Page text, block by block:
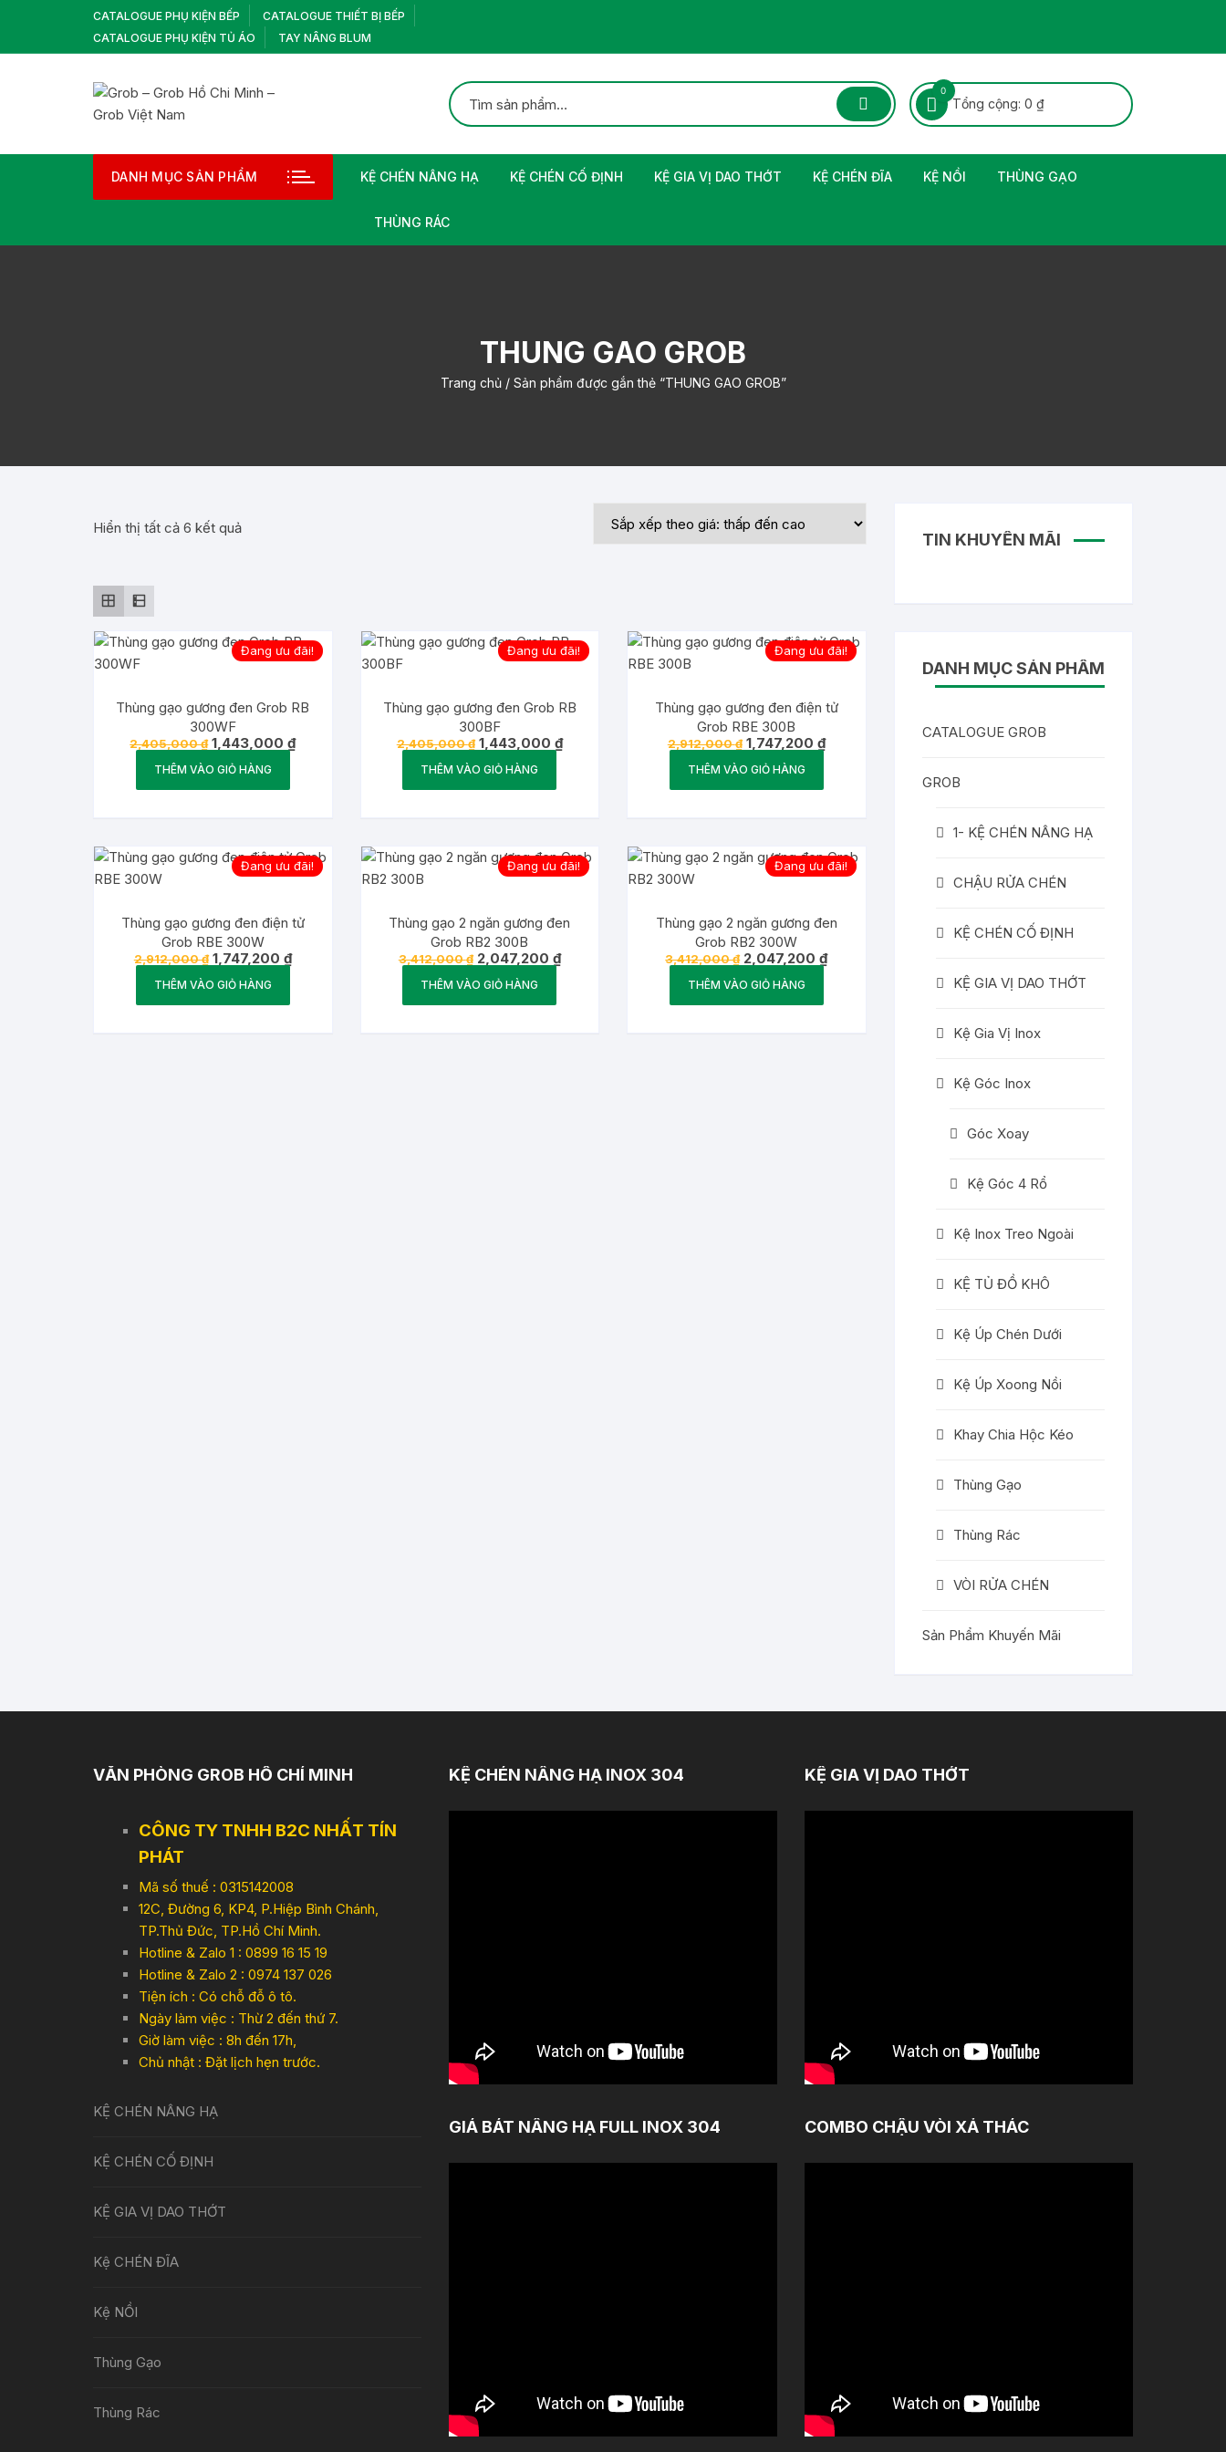
nội
CATALOGUE PHỤ KIỆN BẾP
CATALOGUE THIẾT BỊ BẾP
CATALOGUE PHỤ KIỆN TỦ ÁO
TAY NÂNG BLUM
0
Tổng cộng: 0 ₫
DANH MỤC SẢN PHẨM KỆ CHÉN NÂNG HẠ KỆ CHÉN CỐ ĐỊNH KỆ GIA VỊ DAO THỚT KỆ CHÉN ĐĨA KỆ NỒI THÙNG GẠO
THÙNG RÁC
THUNG GAO GROB
Trang chủ/ Sản phẩm được gắn thẻ “THUNG GAO GROB”
Hiển thị tất cả 6 kết quảĐã
thấp
đến
Đang ưu đãi!
Thùng gạo gương đen Grob RB
300WF
2,405,000₫ Giá
gốc
là:
1,443,000₫Giá
hiện
THÊM VÀO GIỎ HÀNG
Đang ưu đãi!
Thùng gạo gương đen Grob RB
300BF
2,405,000₫ Giá
gốc
là:
1,443,000 ₫Giá
hiện
THÊM VÀO GIỎ HÀNG
Đang ưu đãi!
Thùng gạo gương đen điện tử
Grob RBE 300B
2,912,000₫ Giá
gốc
là:
1,747,200 ₫Giá
hiện
THÊM VÀO GIỎ HÀNG
Đang ưu đãi!
Thùng gạo gương đen điện tử
Grob RBE 300W
2,912,000₫ Giá
gốc
là:
1,747,200 ₫Giá
hiện
THÊM VÀO GIỎ HÀNG
Đang ưu đãi!
Thùng gạo 2 ngăn gương đen
Grob RB2 300B
3,412,000₫ Giá
gốc
là:
2,047,200 ₫Giá
hiện
THÊM VÀO GIỎ HÀNG
Đang ưu đãi!
Thùng gạo 2 ngăn gương đen
Grob RB2 300W
3,412,000₫ Giá
gốc
là:
2,047,200₫Giá
hiện
THÊM VÀO GIỎ HÀNG
TIN KHUYẾN MÃI
DANH MỤC SẢN PHẨM
CATALOGUE GROB
GROB
1- KỆ CHÉN NÂNG HẠ
CHẬU RỬA CHÉN
KỆ CHÉN CỐ ĐỊNH
KỆ GIA VỊ DAO THỚT
Kệ Gia Vị Inox
Kệ Góc Inox
Góc Xoay
Kệ Góc 4 Rổ
Kệ Inox Treo Ngoài
KỆ TỦ ĐỒ KHÔ
Kệ Úp Chén Dưới
Kệ Úp Xoong Nồi
Khay Chia Hộc Kéo
Thùng Gạo
Thùng Rác
VÒI RỬA CHÉN
Sản Phẩm Khuyến Mãi
VĂN PHÒNG GROB HỒ CHÍ MINH
CÔNG TY TNHH B2C NHẤT TÍN
PHÁT
Mã số thuế : 0315142008
12C, Đường 6, KP4, P.Hiệp Bình Chánh,
TP.Thủ Đức, TP.Hồ Chí Minh.
Hotline & Zalo 1 : 0899 16 15 19
Hotline & Zalo 2 : 0974 137 026
Tiện ích : Có chỗ đỗ ô tô.
Ngày làm việc : Thừ 2 đến thứ 7.
Giờ làm việc : 8h đến 17h,
Chủ nhật : Đặt lịch hẹn trước.
KỆ CHÉN NÂNG HẠ
KỆ CHÉN CỐ ĐỊNH
KỆ GIA VỊ DAO THỚT
Kệ CHÉN ĐĨA
Kệ NỒI
Thùng Gạo
Thùng Rác
KỆ CHÉN NÂNG HẠ INOX 304
GIÁ BÁT NÂNG HẠ FULL INOX 304
KỆ GIA VỊ DAO THỚT
COMBO CHẬU VÒI XẢ THÁC